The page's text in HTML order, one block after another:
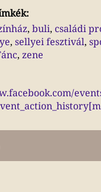
,buli, családi
,sellyei fesztivál,
,zene